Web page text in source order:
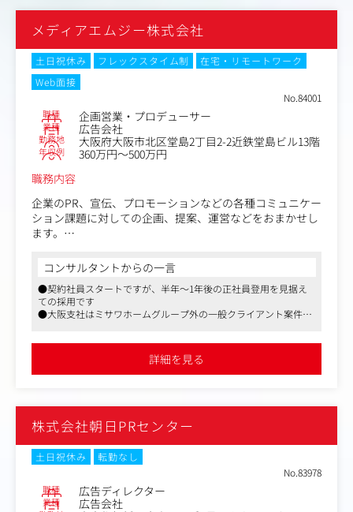
・Web、紙媒体、イベント、ノベルティ、企業ブランディ
ング施策等を含むプロモーショ
ン設計と案件推進
・社内の企画・制作・ディレクション担当と連携した進行
管理、効果検証、改善提案およ
メディアエムジー株式会社
土日祝休み フレックスタイム制
在宅・リモートワーク
Web面接
No.84001
職種 企画営業・プロデューサー
業種 広告会社
勤務地 大阪府大阪市北区堂島2丁目2-2近鉄堂島ビル13階
年収例
360万円～500万円
職務内容
企業のPR、宣伝、プロモーションなどの各種コミュニケー
ション課題に対しての企画、提案、運営などをおまかせし
ます。
＜募集背景＞
クライアントからの依頼増加による増員募集です。
＜具体的には＞
・クライアントとの打ち合わせ、要望ヒアリング
・媒体社（テレビ、ラジオ、新聞など）との折衝
・制作ディレクション、進行管理
同社の特徴として、広告提案からではなくクライアントの
各種課題の抽出から入り、コンサル的な立ち位置で事業拡
大や企業ブランド戦略のサポートからコミュニケーション
媒体にとらわれず、テレビ・ラジオ・新聞などのマス媒体
からWeb・OOH・イベントなど課題に応じて最適な手法で
コンサルタントからの一言
●契約社員スタートですが、半年～1年後の正社員登用を見据え
ての採用です
●大阪支社はミサワホームグループ外の一般クライアント案件の
によりチームを組んで協業します詳細を見る
株式会社朝日PRセンター
土日祝休み
転勤なし
No.83978
職種 広告ディレクター
業種 広告会社